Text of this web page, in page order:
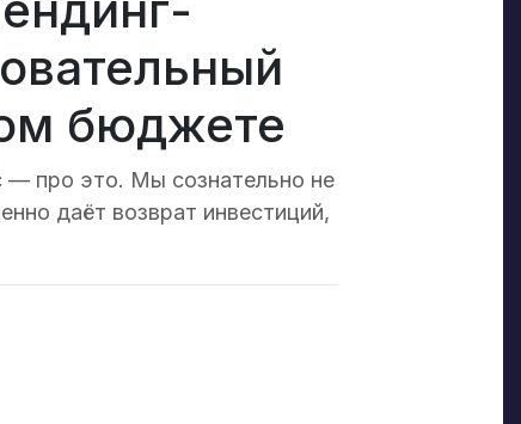
бюджете
— про это. Мы сознательно не
даёт возврат инвестиций,